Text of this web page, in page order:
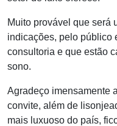
Muito provável que será
indicações, pelo público
consultoria e que estão
sono.
Agradeço imensamente
convite, além de
mais luxuoso do país,